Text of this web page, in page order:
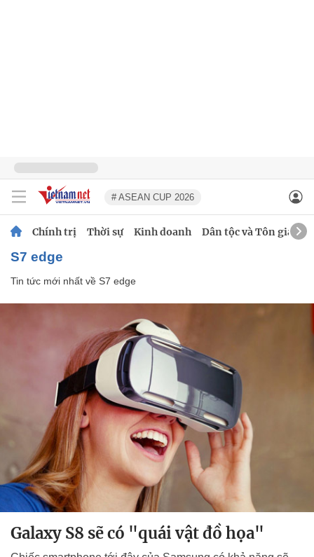
# ASEAN CUP 2026
Chính trị Thời sự Kinh doanh Dân tộc và Tôn giáo
S7 edge
Tin tức mới nhất về S7 edge
Galaxy S8 sẽ có "quái vật đồ họa"